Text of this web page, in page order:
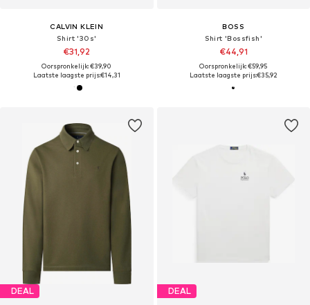
CALVIN KLEIN
Shirt '30s'
€31,92
Oorspronkelijk: €39,90
Laatste laagste prijs:€14,31
BOSS
Shirt 'Bossfish'
€44,91
Oorspronkelijk: €59,95
Laatste laagste prijs:€35,92
DEAL DEAL